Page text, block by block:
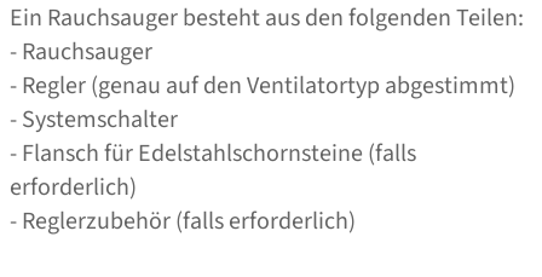
Ein Rauchsauger besteht aus den folgenden Teilen:
- Rauchsauger
- Regler (genau auf den Ventilatortyp abgestimmt)
- Systemschalter
- Flansch für Edelstahlschornsteine (falls
erforderlich)
- Reglerzubehör (falls erforderlich)